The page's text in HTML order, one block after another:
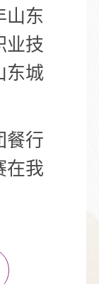
山东
业技
东城
餐行
在我